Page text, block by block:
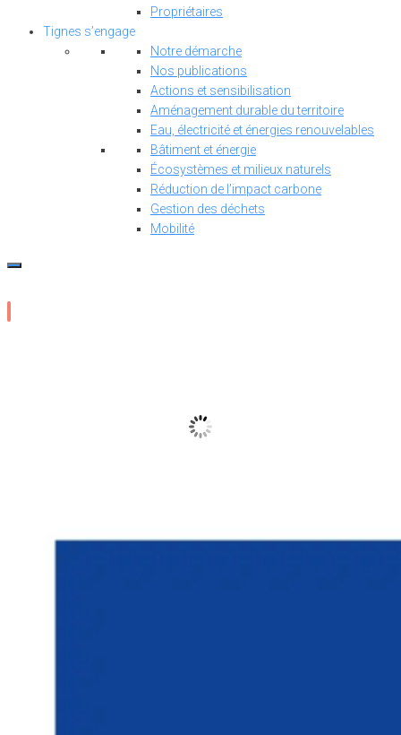
Propriétaires
Tignes s’engage
Notre démarche
Nos publications
Actions et sensibilisation
Aménagement durable du territoire
Eau, électricité et énergies renouvelables
Bâtiment et énergie
Écosystèmes et milieux naturels
Réduction de l’impact carbone
Gestion des déchets
Mobilité